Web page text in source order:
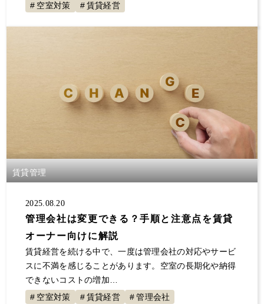
空室対策
賃貸経営
賃貸管理
2025.08.20
管理会社は変更できる？手順と注意点を賃貸
オーナー向けに解説
賃貸経営を続ける中で、一度は管理会社の対応やサービ
スに不満を感じることがあります。空室の長期化や納得
できないコストの増加…
空室対策
賃貸経営 管理会社